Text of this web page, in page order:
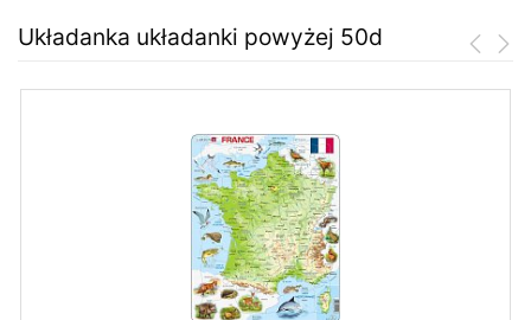
Układanka układanki powyżej 50d